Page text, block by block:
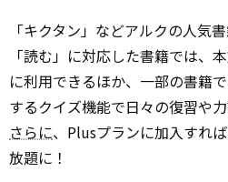
「キクタン」などアルクの人気
「読む」に対応した書籍では、
に利用できるほか、一部の書籍
するクイズ機能で日々の復習や力
さらに、Plusプランに加入すれ
放題に！